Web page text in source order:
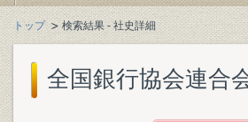
トップ 検索結果 - 社史詳細
全国銀行協会連合